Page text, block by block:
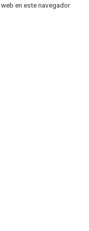
en este navegador